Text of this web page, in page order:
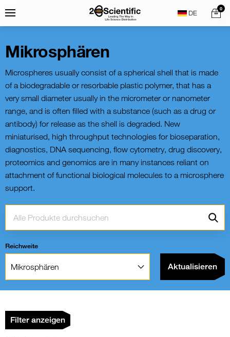
toMenu
Home
0
Mikrosphären
Microspheres usually consist of a spherical shell that is made
of a biodegradable or resorbable plastic polymer, that has a
very small diameter usually in the micrometer or nanometer
range, and is often filled with a substance (such as a drug or
antibody) for release as the shell is degraded. New
miniaturised, high throughput technologies for bioseparation,
diagnostics, DNA sequencing, flow cytometry, drug discovery,
proteomics and genomics are in many instances reliant on
attachment of functional biological molecules to a microsphere
support.
Go
Reichweite
Aktualisieren
Filter anzeigen